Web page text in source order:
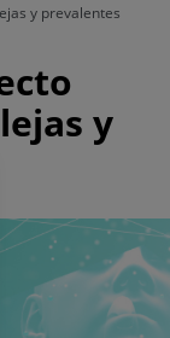
y prevalentes
y